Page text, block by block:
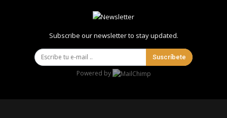
Subscribe our newsletter to stay updated.
Suscríbete
Powered by